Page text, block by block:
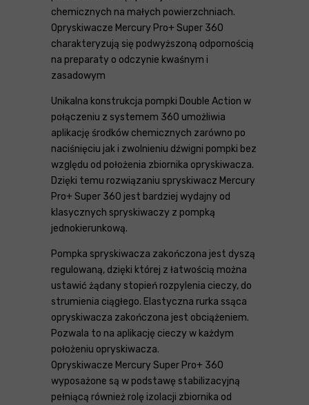
chemicznych na małych powierzchniach.
Opryskiwacze Mercury Pro+ Super 360
charakteryzują się podwyższoną odpornością
na preparaty o odczynie kwaśnym i
zasadowym
Unikalna konstrukcja pompki Double Action w
połączeniu z systemem 360 umożliwia
aplikację środków chemicznych zarówno po
naciśnięciu jak i zwolnieniu dźwigni pompki bez
względu od położenia zbiornika opryskiwacza.
Dzięki temu rozwiązaniu spryskiwacz Mercury
Pro+ Super 360 jest bardziej wydajny od
klasycznych spryskiwaczy z pompką
jednokierunkową.
Pompka spryskiwacza zakończona jest dyszą
regulowaną, dzięki której z łatwością można
ustawić żądany stopień rozpylenia cieczy, do
strumienia ciągłego. Elastyczna rurka ssąca
opryskiwacza zakończona jest obciążeniem.
Pozwala to na aplikację cieczy w każdym
położeniu opryskiwacza.
Opryskiwacze Mercury Super Pro+ 360
wyposażone są w podstawę stabilizacyjną
pełniącą również rolę izolacji zbiornika od